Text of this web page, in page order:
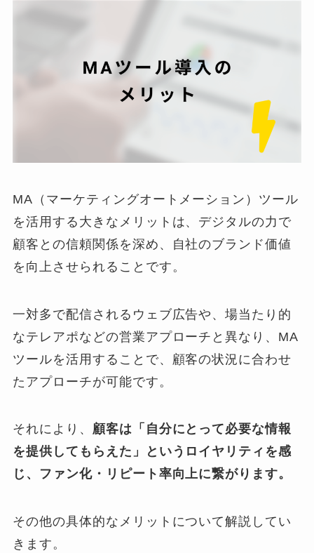
MA（マーケティングオートメーション）ツール
を活用する大きなメリットは、デジタルの力で
顧客との信頼関係を深め、自社のブランド価値
を向上させられることです。
一対多で配信されるウェブ広告や、場当たり的
なテレアポなどの営業アプローチと異なり、MA
ツールを活用することで、顧客の状況に合わせ
たアプローチが可能です。
それにより、 顧客は「自分にとって必要な情報
を提供してもらえた」というロイヤリティを感
じ、ファン化・リピート率向上に繋がります。
その他の具体的なメリットについて解説してい
きます。